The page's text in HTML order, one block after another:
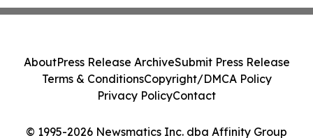
© 1995-2026 Newsmatics Inc. dba Affinity Group
AboutPress Release ArchiveSubmit Press Release
Terms & ConditionsCopyright/DMCA Policy
Privacy PolicyContact